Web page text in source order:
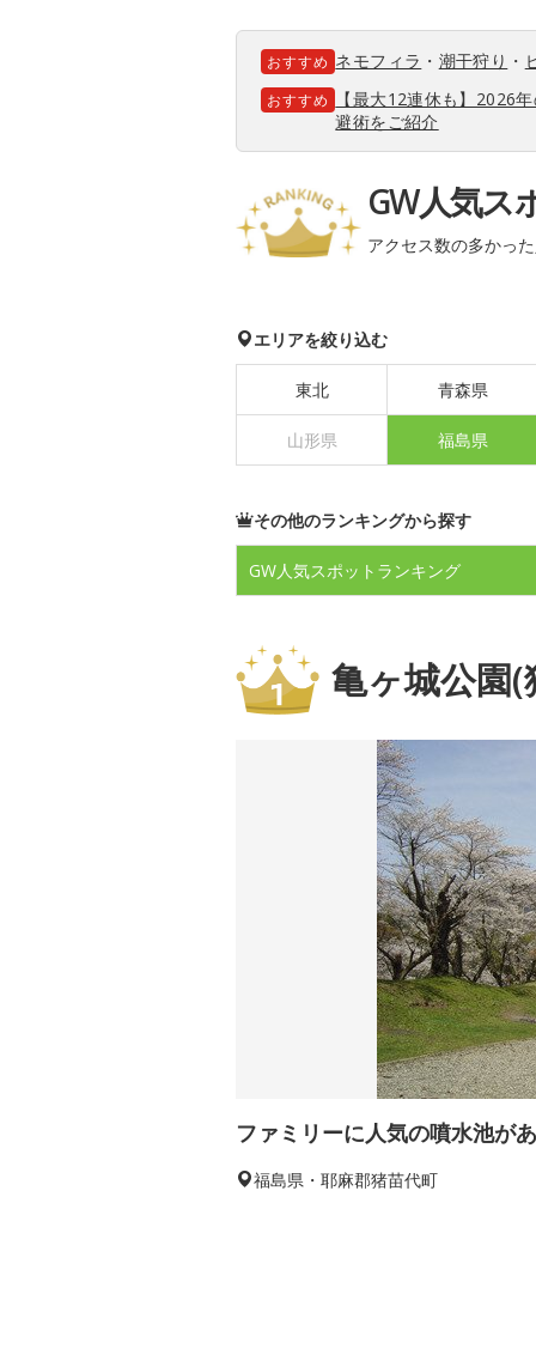
おすすめ ネモフィラ ・ 潮干狩り ・
おすすめ
【最大12連休も】2026
避術をご紹介
GW人気ス
アクセス数の多かっ
エリアを絞り込む
東北 青森県
山形県 福島県
その他のランキングから探す
GW人気スポット ランキング
亀ヶ城公園(
ファミリーに人気の噴水池が
福島県・耶麻郡猪苗代町